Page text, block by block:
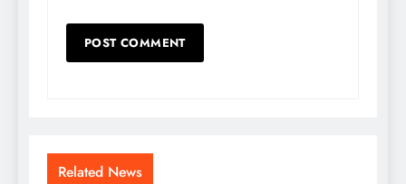
Related News